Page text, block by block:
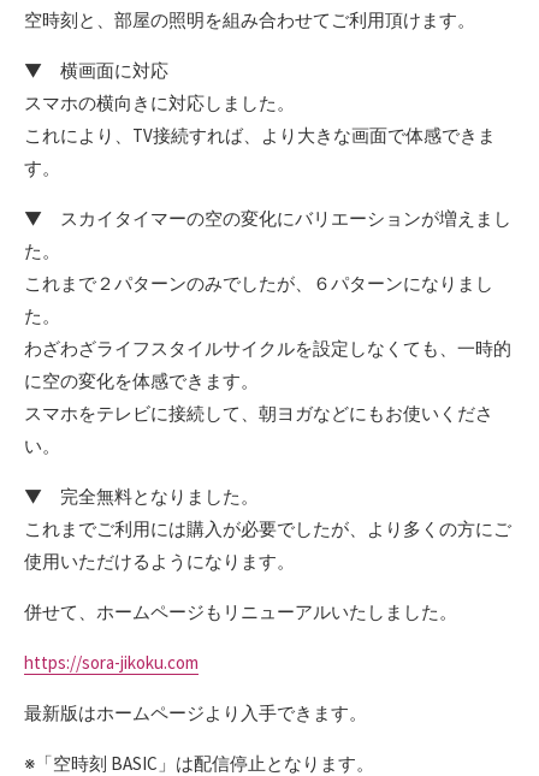
空時刻と、部屋の照明を組み合わせてご利用頂けます。
▼ 横画面に対応
スマホの横向きに対応しました。
これにより、TV接続すれば、より大きな画面で体感できま
す。
▼ スカイタイマーの空の変化にバリエーションが増えまし
た。
これまで２パターンのみでしたが、６パターンになりまし
た。
わざわざライフスタイルサイクルを設定しなくても、一時的
に空の変化を体感できます。
スマホをテレビに接続して、朝ヨガなどにもお使いくださ
い。
▼ 完全無料となりました。
これまでご利用には購入が必要でしたが、より多くの方にご
使用いただけるようになります。
併せて、ホームページもリニューアルいたしました。
https://sora-jikoku.com
最新版はホームページより入手できます。
※「空時刻 BASIC」は配信停止となります。